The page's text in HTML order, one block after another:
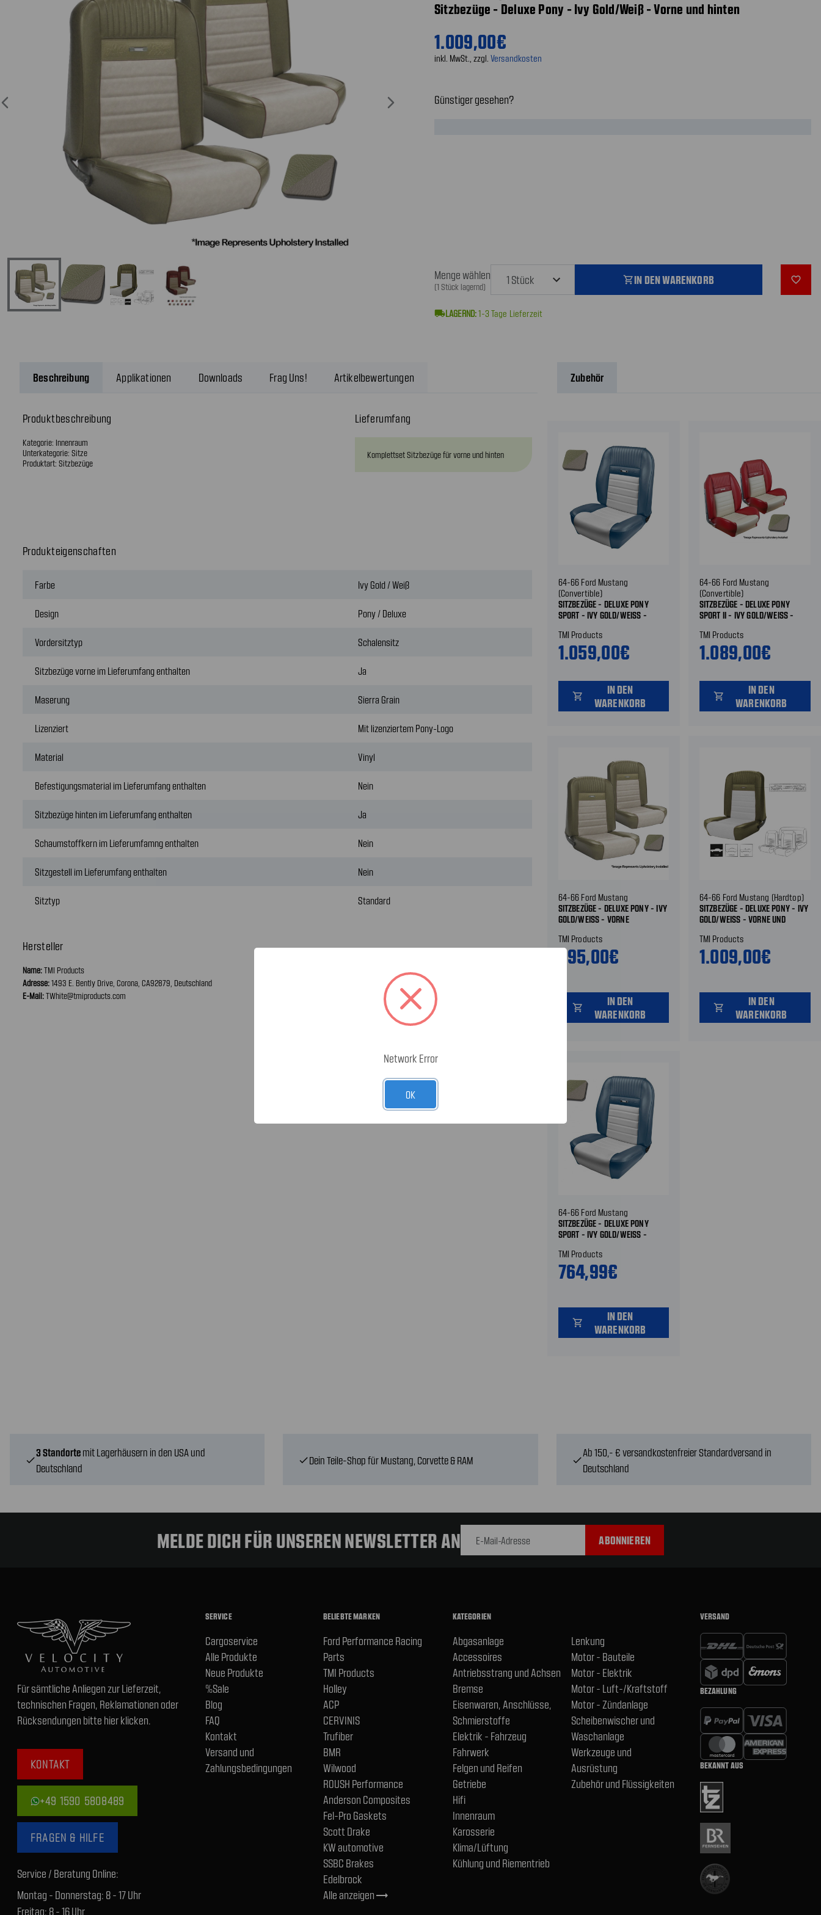
Sitzbezüge - Deluxe Pony - Ivy Gold/Weiß - Vorne und hinten
1.009,00€
inkl. MwSt., zzgl. Versandkosten
Günstiger gesehen?
Menge wählen
(1 Stück lagernd)
shopping_cartIN DEN WARENKORB favorite_outline
local_shipping 1-3 Tage Lieferzeit
Beschreibung Applikationen Downloads Frag Uns! Artikelbewertungen
Produktbeschreibung
Kategorie: Innenraum
Unterkategorie: Sitze
Produktart: Sitzbezüge
Lieferumfang
Komplettset Sitzbezüge für vorne und hinten
Produkteigenschaften
Farbe Ivy Gold / Weiß
Design Pony / Deluxe
Vordersitztyp Schalensitz
Sitzbezüge vorne im Lieferumfang enthalten Ja
Maserung Sierra Grain
Lizenziert Mit lizenziertem Pony-Logo
Material Vinyl
Befestigungsmaterial im Lieferumfang enthalten Nein
Sitzbezüge hinten im Lieferumfang enthalten Ja
Schaumstoffkern im Lieferumfamng enthalten Nein
Sitzgestell im Lieferumfang enthalten Nein
Sitztyp Standard
Hersteller
Name:TMI Products
Adresse:1493 E. Bently Drive, Corona, CA92879, Deutschland
E-Mail:TWhite@tmiproducts.com
Zubehör
64-66 Ford Mustang
(Convertible)
SITZBEZÜGE - DELUXE PONY
SPORT - IVY GOLD/WEISS - V
TMI Products
1.059,00€
shopping_cart
IN DEN
WARENKORB
64-66 Ford Mustang
(Convertible)
SITZBEZÜGE - DELUXE PONY
SPORT II - IVY GOLD/WEISS - V
TMI Products
1.089,00€
shopping_cart
IN DEN
WARENKORB
64-66 Ford Mustang
SITZBEZÜGE - DELUXE PONY - IVY
GOLD/WEISS - VORNE
TMI Products
695,00€
shopping_cart
IN DEN
WARENKORB
64-66 Ford Mustang (Hardtop)
SITZBEZÜGE - DELUXE PONY - IVY
GOLD/WEISS - VORNE UND H
TMI Products
1.009,00€
shopping_cart
IN DEN
WARENKORB
64-66 Ford Mustang
SITZBEZÜGE - DELUXE PONY
SPORT - IVY GOLD/WEISS - V
TMI Products
764,99€
shopping_cart
IN DEN
WARENKORB
check
3 Standorte mit Lagerhäusern in den USA und
Deutschland
checkDein Teile-Shop für Mustang, Corvette & RAM check
Ab 150,- € versandkostenfreier Standardversand in
Deutschland
MELDE DICH FÜR UNSEREN NEWSLETTER AN
Für sämtliche Anliegen zur Lieferzeit,
technischen Fragen, Reklamationen oder
Rücksendungen bitte hier klicken.
KONTAKT
+49 1590 5808489
FRAGEN & HILFE
Service / Beratung Online:
Montag - Donnerstag: 8 - 17 Uhr
Freitag: 8 - 16 Uhr
SERVICE
Cargoservice
Alle Produkte
Neue Produkte
%Sale
Blog
FAQ
Kontakt
Versand und
Zahlungsbedingungen
BELIEBTE MARKEN
Ford Performance Racing
Parts
TMI Products
Holley
ACP
CERVINIS
Trufiber
BMR
Wilwood
ROUSH Performance
Anderson Composites
Fel-Pro Gaskets
Scott Drake
KW automotive
SSBC Brakes
Edelbrock
Alle anzeigentrending_flat
KATEGORIEN
Abgasanlage
Accessoires
Antriebsstrang und Achsen
Bremse
Eisenwaren, Anschlüsse,
Schmierstoffe
Elektrik - Fahrzeug
Fahrwerk
Felgen und Reifen
Getriebe
Hifi
Innenraum
Karosserie
Klima/Lüftung
Kühlung und Riementrieb
Lenkung
Motor - Bauteile
Motor - Elektrik
Motor - Luft-/Kraftstoff
Motor - Zündanlage
Scheibenwischer und
Waschanlage
Werkzeuge und
Ausrüstung
Zubehör und Flüssigkeiten
VERSAND
BEZAHLUNG
BEKANNT AUS
Network Error
OK